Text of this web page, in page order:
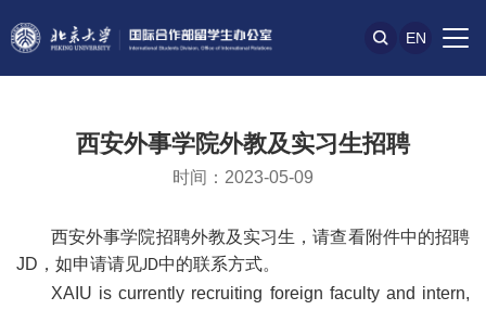
EN
西安外事学院外教及实习生招聘
时间：2023-05-09
西安外事学院招聘外教及实习生 ，请查看附件中的招聘
JD ，如申请请见JD中的联系方式。
XAIU is currently recruiting foreign faculty and intern,